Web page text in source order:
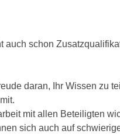
schon
daran, Ihr Wissen zu
mit allen Beteiligten
sich auch auf